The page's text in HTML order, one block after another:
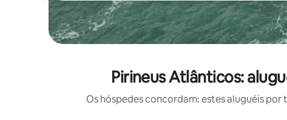
Pirineus Atlânticos:
Os hóspedes concordam: estes aluguéis